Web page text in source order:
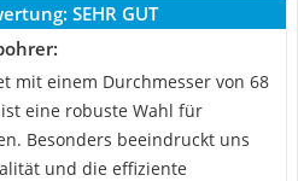
SEHR GUT
mit einem Durchmesser von 68
eine robuste Wahl für
Besonders beeindruckt uns
und die effiziente